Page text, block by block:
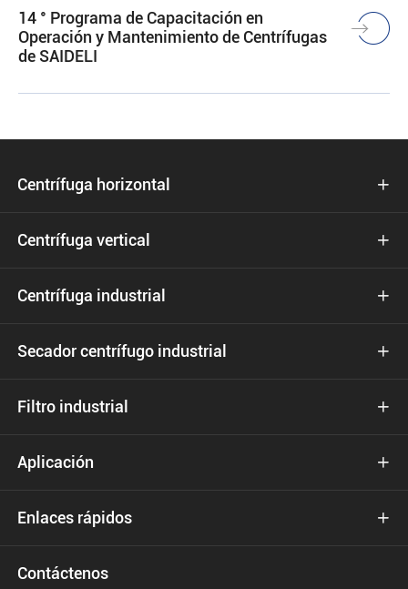
14 ° Programa de Capacitación en
Operación y Mantenimiento de Centrífugas
de SAIDELI
Centrífuga horizontal 
Centrífuga vertical 
Centrífuga industrial 
Secador centrífugo industrial 
Filtro industrial 
Aplicación 
Enlaces rápidos 
Contáctenos